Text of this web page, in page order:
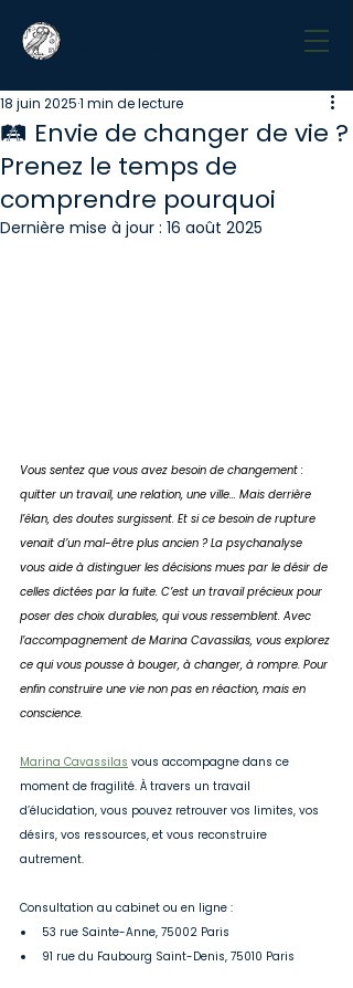
🛤️ Envie de changer de vie ?
Prenez le temps de
comprendre pourquoi
18 juin 20251 min de lecture
Dernière mise à jour : 16 août 2025
Vous sentez que vous avez besoin de changement :
quitter un travail, une relation, une ville… Mais derrière
l’élan, des doutes surgissent. Et si ce besoin de rupture
venait d’un mal-être plus ancien ? La psychanalyse
vous aide à distinguer les décisions mues par le désir de
celles dictées par la fuite. C’est un travail précieux pour
poser des choix durables, qui vous ressemblent. Avec
l’accompagnement de Marina Cavassilas, vous explorez
ce qui vous pousse à bouger, à changer, à rompre. Pour
enfin construire une vie non pas en réaction, mais en
conscience.
Marina Cavassilas vous accompagne dans ce
moment de fragilité. À travers un travail
d’élucidation, vous pouvez retrouver vos limites, vos
désirs, vos ressources, et vous reconstruire
autrement.
Consultation au cabinet ou en ligne :
53 rue Sainte-Anne, 75002 Paris
91 rue du Faubourg Saint-Denis, 75010 Paris